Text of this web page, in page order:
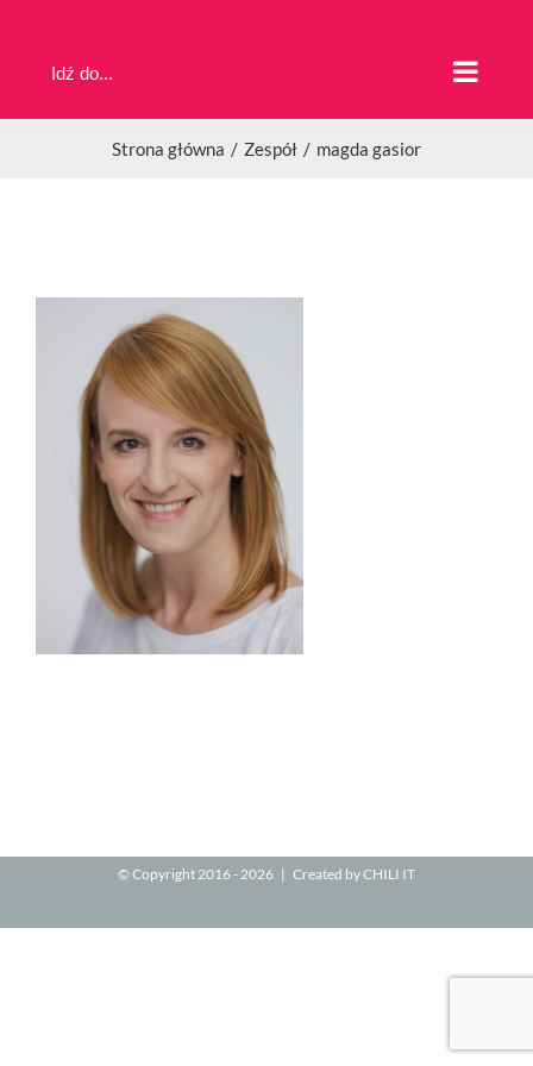
zawartości
Idź do...
Strona główna Zespół magda gasior
© Copyright 2016 -2026 | Created byCHILI IT